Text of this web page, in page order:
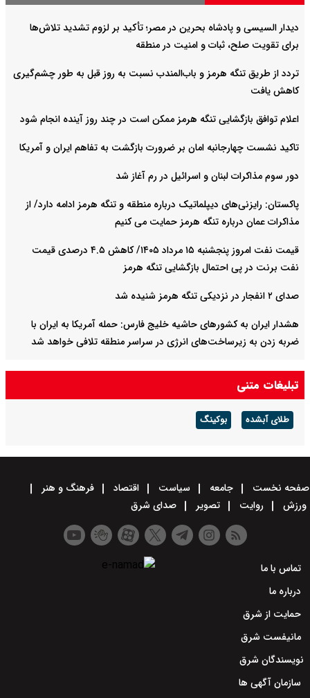
دیدار السیسی و پادشاه بحرین در مصر؛ تأکید بر لزوم تشدید تلاش‌ها
برای تقویت صلح، ثبات و امنیت در منطقه
تردد از طریق تنگه هرمز و باب‌المندب نسبت به روز قبل به طور چشم‌گیری
کاهش یافت
اعلام توافق بازگشایی تنگه هرمز ممکن است در چند روز آینده انجام شود
تاکید نشست چهارجانبه امان بر ضرورت بازگشت به تفاهم ایران و آمریکا
دور سوم مذاکرات لبنان و اسرائیل در رم آغاز شد
پاکستان: رایزنی‌های دیپلماتیک درباره منطقه و تنگه هرمز ادامه دارد/ از
مذاکرات عمان درباره تنگه هرمز حمایت می کنیم
قیمت نفت امروز پنجشنبه ۱۵ مرداد ۱۴۰۵/ کاهش ۴.۵ درصدی قیمت
نفت برنت در پی احتمال بازگشایی تنگه هرمز
صدای ۲ انفجار در نزدیکی تنگه هرمز شنیده شد
هشدار ایران به کشورهای حاشیه خلیج‌ فارس: حمله آمریکا به ایران با
ضربه زدن به زیرساخت‌های انرژی در سراسر منطقه تلافی خواهد شد
روسیه ۲ کشتی باری حامل محموله‌های نظامی را در دریای سیاه هدف
گرفت
تبلیغات متنی
طلای آبشده بوکینگ
صفحه نخست جامعه سیاست اقتصاد
فرهنگ و هنر
ورزش
روایت تصویر صدای شرق
تماس با ما
درباره ما
حمایت از شرق
مانیفست شرق
نویسندگان شرق
سازمان آگهی ها